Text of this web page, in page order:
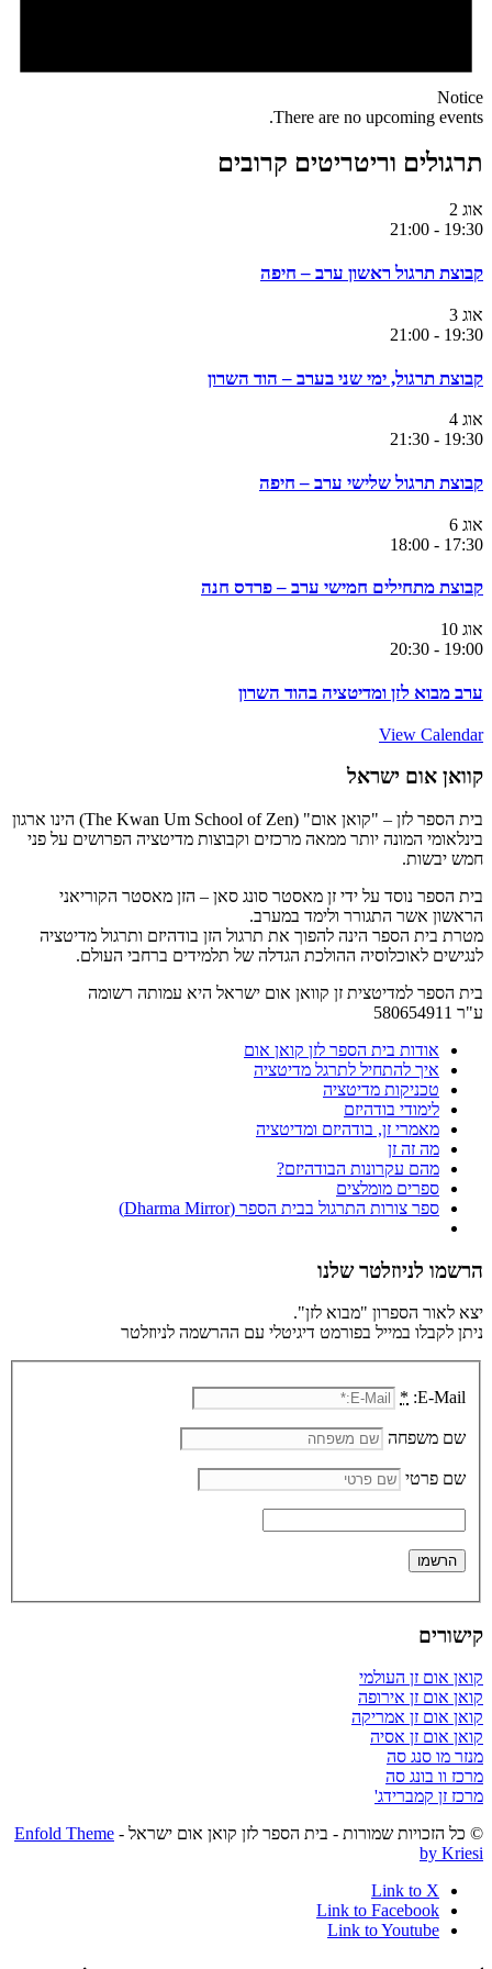
Notice
There are no upcoming events.
תרגולים וריטריטים קרובים
אוג 2
19:30
-
21:00
קבוצת תרגול ראשון ערב – חיפה
אוג 3
19:30
-
21:00
קבוצת תרגול, ימי שני בערב – הוד השרון
אוג 4
19:30
-
21:30
קבוצת תרגול שלישי ערב – חיפה
אוג 6
17:30
-
18:00
קבוצת מתחילים חמישי ערב – פרדס חנה
אוג 10
19:00
-
20:30
ערב מבוא לזן ומדיטציה בהוד השרון
View Calendar
קוואן אום ישראל
בית הספר לזן – "קואן אום" (The Kwan Um School of Zen) הינו ארגון
בינלאומי המונה יותר ממאה מרכזים וקבוצות מדיטציה הפרושים על פני
חמש יבשות.
בית הספר נוסד על ידי זן מאסטר סונג סאן – הזן מאסטר הקוריאני
הראשון אשר התגורר ולימד במערב.
מטרת בית הספר הינה להפוך את תרגול הזן בודהיזם ותרגול מדיטציה
לנגישים לאוכלוסיה ההולכת הגדלה של תלמידים ברחבי העולם.
בית הספר למדיטצית זן קוואן אום ישראל היא עמותה רשומה
ע"ר 580654911
אודות בית הספר לזן קואן אום
איך להתחיל לתרגל מדיטציה
טכניקות מדיטציה
לימודי בודהיזם
מאמרי זן, בודהיזם ומדיטציה
מה זה זן
מהם עקרונות הבודהיזם?
ספרים מומלצים
ספר צורות התרגול בבית הספר (Dharma Mirror)
הרשמו לניוזלטר שלנו
יצא לאור הספרון "מבוא לזן".
ניתן לקבלו במייל בפורמט דיגיטלי עם ההרשמה לניוזלטר
E-Mail:
*
שם משפחה
שם פרטי
קישורים
קואן אום זן העולמי
קואן אום זן אירופה
קואן אום זן אמריקה
קואן אום זן אסיה
מנזר מו סנג סה
מרכז וו בונג סה
מרכז זן קמברידג'
© כל הזכויות שמורות - בית הספר לזן קואן אום ישראל - Enfold Theme
by Kriesi
Link to X
Link to Facebook
Link to Youtube